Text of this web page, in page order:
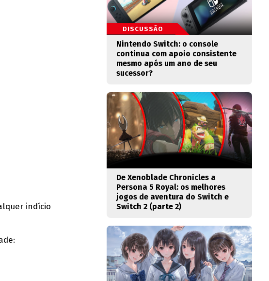
indício
DISCUSSÃO
Nintendo Switch: o console
continua com apoio consistente
mesmo após um ano de seu
sucessor?
De Xenoblade Chronicles a
Persona 5 Royal: os melhores
jogos de aventura do Switch e
Switch 2 (parte 2)